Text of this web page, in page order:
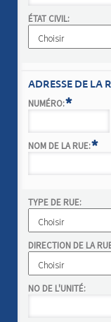
ÉTAT CIVIL:
ADRESSE DE LA
NUMÉRO:*
NOM DE LA RUE:*
TYPE DE RUE:
DIRECTION DE LA
NO DE L'UNITÉ: